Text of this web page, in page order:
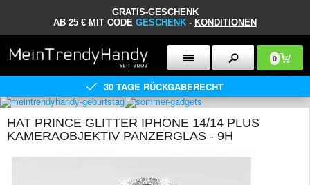
GRATIS-GESCHENK
AB 25 € MIT CODE GESCHENK - KONDITIONEN
0
30 TAGE RÜCKGABERECHT
HAT PRINCE GLITTER IPHONE 14/14 PLUS
KAMERAOBJEKTIV PANZERGLAS - 9H